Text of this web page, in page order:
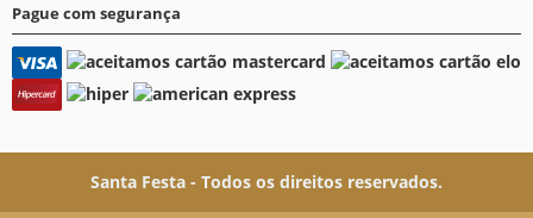
Pague com segurança
Santa Festa - Todos os direitos reservados.